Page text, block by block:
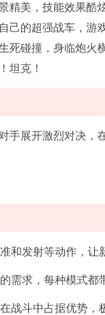
精美，技能效果酷
己的超强战车，游
死碰撞，身临炮火
坦克！
手展开激烈对决，
和发射等动作，让
需求，每种模式都
战斗中占据优势，
帮 敢客
下载